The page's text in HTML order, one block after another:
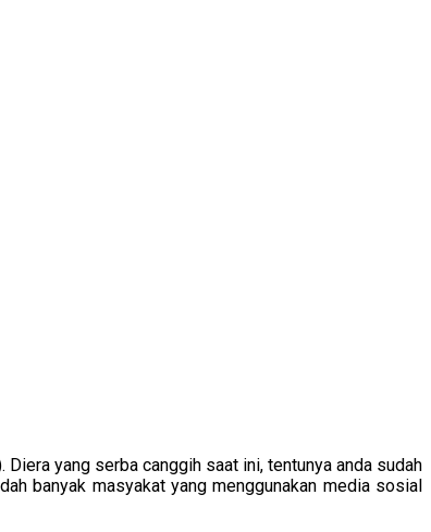
yang serba canggih saat ini, tentunya anda sudah
banyak masyakat yang menggunakan media sosial